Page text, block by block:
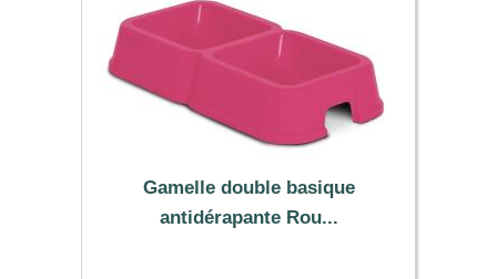
Gamelle double basique
antidérapante Rou...